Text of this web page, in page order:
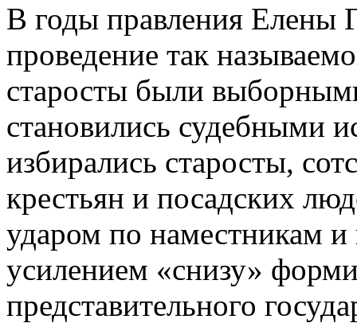
В годы правления Елены
проведение так
старосты были
становились судебными
избирались старосты,
крестьян и посадских
ударом по наместникам
усилением «снизу»
представительного